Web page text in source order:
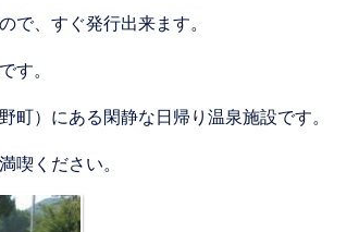
で、すぐ発行出来ます。
す。
町）にある閑静な日帰り温泉施設です。
喫ください。